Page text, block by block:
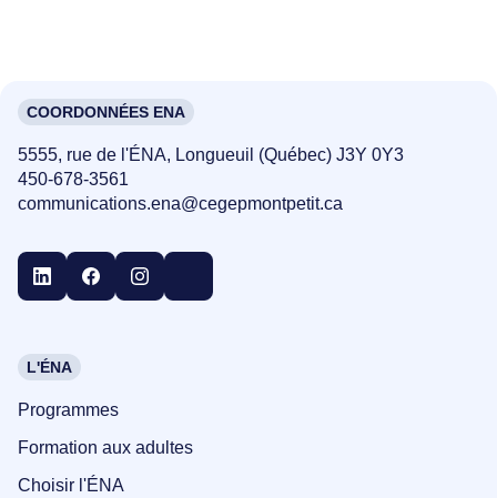
COORDONNÉES ENA
5555, rue de l'ÉNA, Longueuil (Québec) J3Y 0Y3
450-678-3561
communications.ena@cegepmontpetit.ca
L'ÉNA
Programmes
Formation aux adultes
Choisir l'ÉNA